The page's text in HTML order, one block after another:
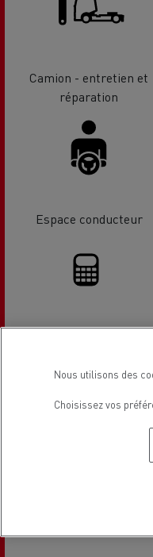
Camion - entretien et
réparation
Espace conducteur
Nous utilisons des
Choisissez vos